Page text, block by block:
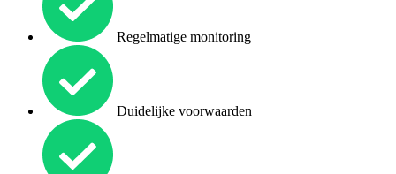
Regelmatige monitoring
Duidelijke voorwaarden